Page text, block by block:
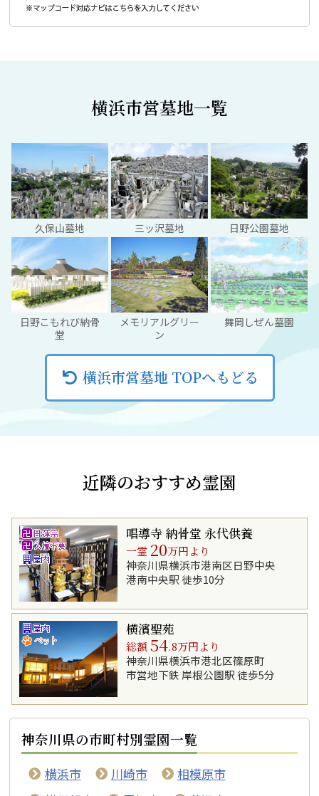
横浜市営墓地一覧
久保山墓地 三ッ沢墓地 日野公園墓地
日野こもれび納骨
堂
メモリアルグリー
ン
舞岡しぜん墓園
横浜市営墓地 TOPへもどる
近隣のおすすめ霊園
唱導寺 納骨堂 永代供養
一霊 20万円より
神奈川県横浜市港南区日野中央
港南中央駅 徒歩10分
横濱聖苑
総額 54.8万円より
神奈川県横浜市港北区篠原町
市営地下鉄 岸根公園駅 徒歩5分
神奈川県の市町村別霊園一覧
横浜市 川崎市
相模原市